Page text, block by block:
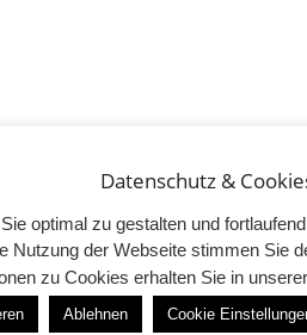
Datenschutz &
optimal zu gestalten und
Nutzung der Webseite stimmen Sie
zu Cookies erhalten Sie in
Ablehnen Cookie